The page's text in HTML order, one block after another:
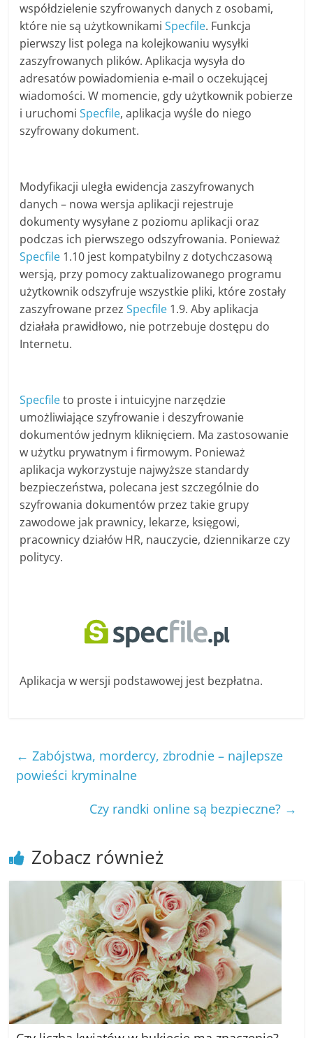
współdzielenie szyfrowanych danych z osobami,
które nie są użytkownikamiSpecfile. Funkcja
pierwszy list polega na kolejkowaniu wysyłki
zaszyfrowanych plików. Aplikacja wysyła do
adresatów powiadomienia e-mail o oczekującej
wiadomości. W momencie, gdy użytkownik pobierze
i uruchomiSpecfile, aplikacja wyśle do niego
szyfrowany dokument.
Modyfikacji uległa ewidencja zaszyfrowanych
danych – nowa wersja aplikacji rejestruje
dokumenty wysyłane z poziomu aplikacji oraz
podczas ich pierwszego odszyfrowania. Ponieważ
Specfile 1.10 jest kompatybilny z dotychczasową
wersją, przy pomocy zaktualizowanego programu
użytkownik odszyfruje wszystkie pliki, które zostały
zaszyfrowane przezSpecfile 1.9. Aby aplikacja
działała prawidłowo, nie potrzebuje dostępu do
Internetu.
Specfileto proste i intuicyjne narzędzie
umożliwiające szyfrowanie i deszyfrowanie
dokumentów jednym kliknięciem. Ma zastosowanie
w użytku prywatnym i firmowym. Ponieważ
aplikacja wykorzystuje najwyższe standardy
bezpieczeństwa, polecana jest szczególnie do
szyfrowania dokumentów przez takie grupy
zawodowe jak prawnicy, lekarze, księgowi,
pracownicy działów HR, nauczycie, dziennikarze czy
politycy.
Aplikacja w wersji podstawowej jest bezpłatna.
← Zabójstwa, mordercy, zbrodnie – najlepsze
powieści kryminalne
Czy randki online są bezpieczne? →
Zobacz również